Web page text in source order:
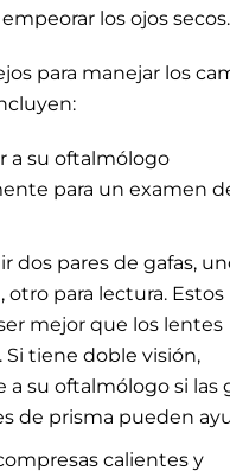
los ojos secos.
para manejar los
a su oftalmólogo
para un examen
dos pares de gafas,
otro para lectura. Estos
mejor que los lentes
Si tiene doble visión,
a su oftalmólogo si las
de prisma pueden
calientes y